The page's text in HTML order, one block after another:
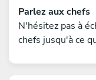
Parlez aux chefs
N'hésitez pas à
chefs jusqu'à ce